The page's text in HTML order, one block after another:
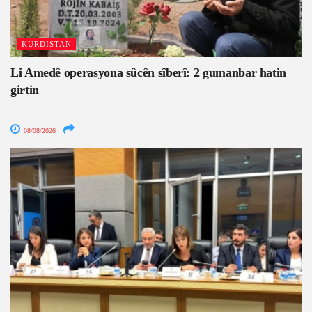
KURDISTAN
Li Amedê operasyona sûcên sîberî: 2 gumanbar hatin
girtin
08/08/2026